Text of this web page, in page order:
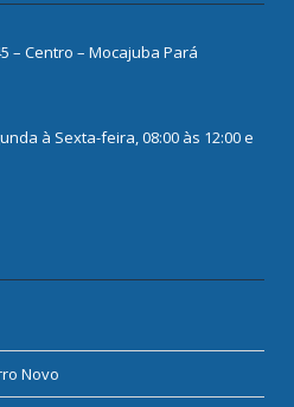
– Centro – Mocajuba Pará
à Sexta-feira, 08:00 às 12:00 e
Novo